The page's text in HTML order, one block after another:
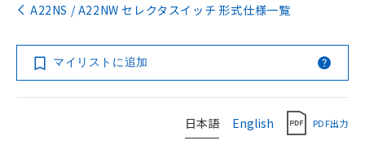
A22NS / A22NW セレクタスイッチ 形式仕様一覧
マイリストに追加
日本語 English PDF出力